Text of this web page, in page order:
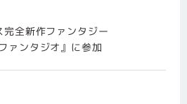
完全新作ファンタジー
ァンタジオ』に参加